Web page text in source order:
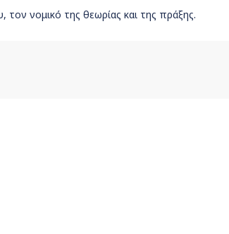
τον νομικό της θεωρίας και της πράξης.